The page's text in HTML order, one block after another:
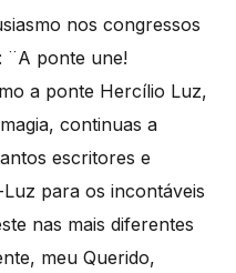
nos congressos
¨A ponte une!
a ponte Hercílio Luz,
continuas a
escritores e
para os incontáveis
nas mais diferentes
meu Querido,